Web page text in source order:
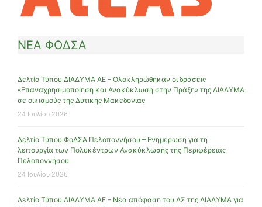
ΝΕΑ ΦΟΔΣΑ
Δελτίο Τύπου ΔΙΑΔΥΜΑ ΑΕ – Ολοκληρώθηκαν οι δράσεις
«Επαναχρησιμοποίηση και Ανακύκλωση στην Πράξη» της ΔΙΑΔΥΜΑ
σε οικισμούς της Δυτικής Μακεδονίας
24 Ιουλίου 2026
Δελτίο Τύπου ΦοΔΣΑ Πελοποννήσου – Ενημέρωση για τη
λειτουργία των Πολυκέντρων Ανακύκλωσης της Περιφέρειας
Πελοποννήσου
24 Ιουλίου 2026
Δελτίο Τύπου ΔΙΑΔΥΜΑ ΑΕ – Νέα απόφαση του ΔΣ της ΔΙΑΔΥΜΑ για